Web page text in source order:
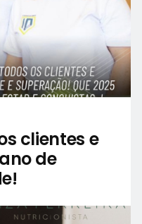
clientes e
de